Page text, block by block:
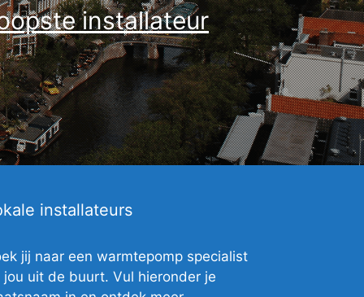
installateur
installateurs
jij naar een warmtepomp specialist
jou uit de buurt. Vul hieronder je